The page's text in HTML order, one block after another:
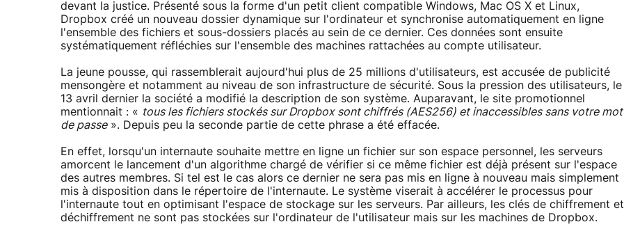
devant la justice. Présenté sous la forme d'un petit client compatible Windows, Mac OS X et Linux,
Dropbox créé un nouveau dossier dynamique sur l'ordinateur et synchronise automatiquement en ligne
l'ensemble des fichiers et sous-dossiers placés au sein de ce dernier. Ces données sont ensuite
systématiquement réfléchies sur l'ensemble des machines rattachées au compte utilisateur.
La jeune pousse, qui rassemblerait aujourd'hui plus de 25 millions d'utilisateurs, est accusée de publicité
mensongère et notamment au niveau de son infrastructure de sécurité. Sous la pression des utilisateurs, le
13 avril dernier la société a modifié la description de son système. Auparavant, le site promotionnel
mentionnait : « tous les fichiers stockés sur Dropbox sont chiffrés (AES256) et inaccessibles sans votre mot
de passe». Depuis peu la seconde partie de cette phrase a été effacée.
En effet, lorsqu'un internaute souhaite mettre en ligne un fichier sur son espace personnel, les serveurs
amorcent le lancement d'un algorithme chargé de vérifier si ce même fichier est déjà présent sur l'espace
des autres membres. Si tel est le cas alors ce dernier ne sera pas mis en ligne à nouveau mais simplement
mis à disposition dans le répertoire de l'internaute. Le système viserait à accélérer le processus pour
l'internaute tout en optimisant l'espace de stockage sur les serveurs. Par ailleurs, les clés de chiffrement et
déchiffrement ne sont pas stockées sur l'ordinateur de l'utilisateur mais sur les machines de Dropbox.